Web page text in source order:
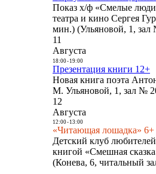
Показ х/ф «Смелые
театра и кино Сергея
мин.) (Ульяновой, 1, зал
11
Августа
18:00- 19:00
Презентация книги 12+
Новая книга поэта
М. Ульяновой, 1, зал №
12
Августа
12:00- 13:00
«Читающая лошадка» 6+
Детский клуб
книгой «Смешная
(Конева, 6, читальный